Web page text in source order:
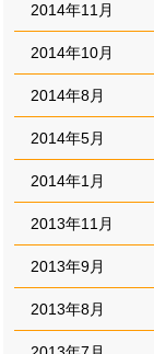
2014年11月
2014年10月
2014年8月
2014年5月
2014年1月
2013年11月
2013年9月
2013年8月